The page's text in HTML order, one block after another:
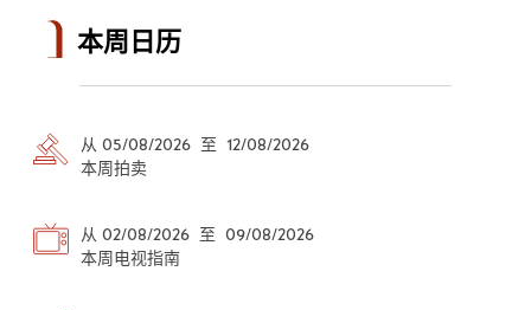
本周日历
从 05/08/2026 至 12/08/2026
本周拍卖
从 02/08/2026 至 09/08/2026
本周电视指南